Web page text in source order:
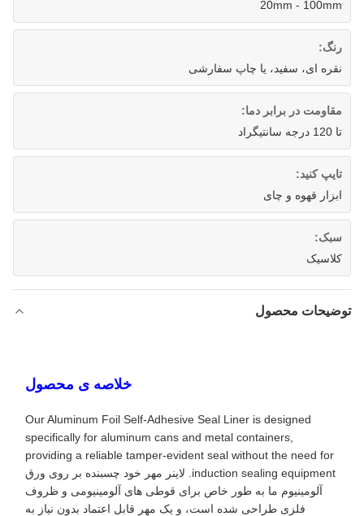
20mm - 100mm
رنگ:
نقره ای، سفید، یا چاپ سفارشی
مقاومت در برابر دما:
تا 120 درجه سانتیگراد
تایپ کنید:
ابزار قهوه و چای
سبک:
کلاسیک
توضیحات محصول
خلاصه ی محصول
Our Aluminum Foil Self-Adhesive Seal Liner is designed
specifically for aluminum cans and metal containers,
providing a reliable tamper-evident seal without the need for
induction sealing equipment. لاینر مهر خود چسبنده بر روی ورق
آلومینیوم ما به طور خاص برای قوطی های آلومینیومی و ظروف
فلزی طراحی شده است، و یک مهر قابل اعتماد بدون نیاز به